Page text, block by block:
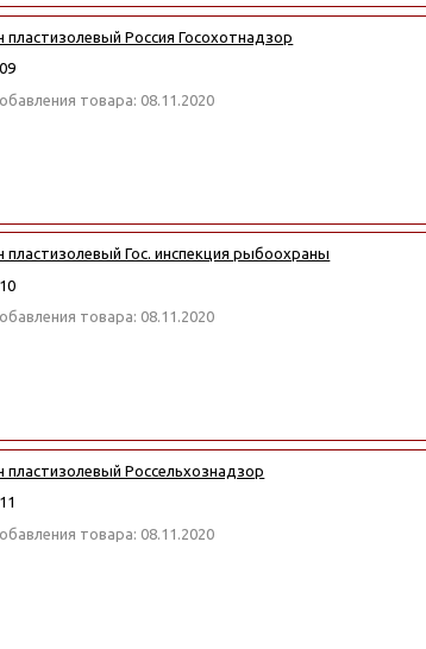
Россия Госохотнадзор
товара: 08.11.2020
Гос. инспекция рыбоохраны
товара: 08.11.2020
Россельхознадзор
товара: 08.11.2020